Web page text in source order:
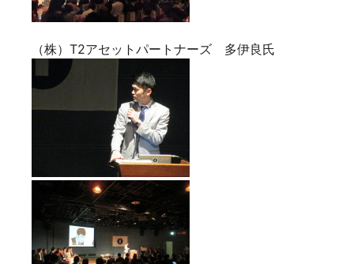
（株）T2アセットパートナーズ 多伊良氏